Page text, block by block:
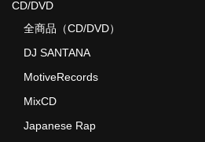
CD/DVD
全商品（CD/DVD）
DJ SANTANA
MotiveRecords
MixCD
Japanese Rap